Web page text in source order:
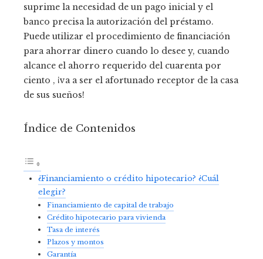
suprime la necesidad de un pago inicial y el
banco precisa la autorización del préstamo.
Puede utilizar el procedimiento de financiación
para ahorrar dinero cuando lo desee y, cuando
alcance el ahorro requerido del cuarenta por
ciento , ¡va a ser el afortunado receptor de la casa
de sus sueños!
Índice de Contenidos
¿Financiamiento o crédito hipotecario? ¿Cuál
elegir?
Financiamiento de capital de trabajo
Crédito hipotecario para vivienda
Tasa de interés
Plazos y montos
Garantía